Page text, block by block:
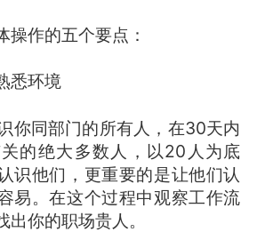
作的五个要点：
环境
同部门的所有人，在30天内
的绝大多数人，以20人为底
识他们，更重要的是让他们认
易。在这个过程中观察工作流
你的职场贵人。